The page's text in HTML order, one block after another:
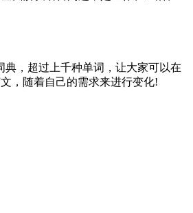
典，超过上千种单词，让大家可以在
，随着自己的需求来进行变化!